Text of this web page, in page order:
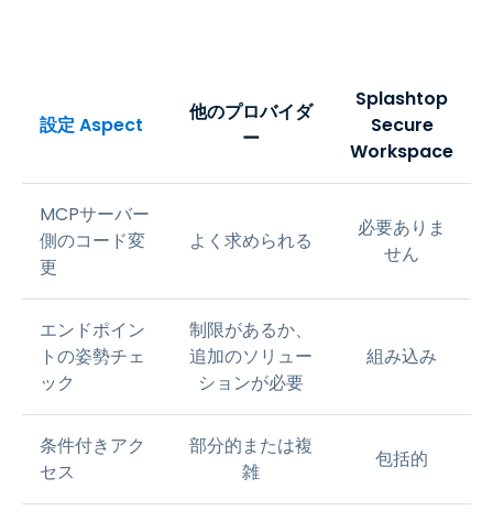
設定 Aspect
他のプロバイダ
ー
Splashtop
Secure
Workspace
MCPサーバー
側のコード変
更
よく求められる
必要ありま
せん
エンドポイン
トの姿勢チェ
ック
制限があるか、
追加のソリュー
ションが必要
組み込み
条件付きアク
セス
部分的または複
雑
包括的